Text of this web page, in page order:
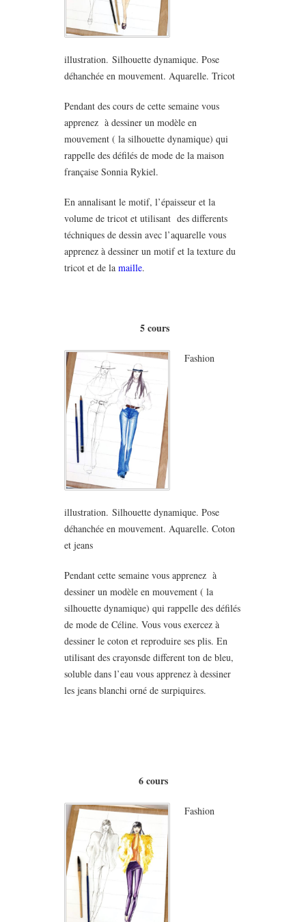
illustration. Silhouette dynamique. Pose
déhanchée en mouvement. Aquarelle. Tricot
Pendant des cours de cette semaine vous
apprenez à dessiner un modèle en
mouvement ( la silhouette dynamique) qui
rappelle des défilés de mode de la maison
française Sonnia Rykiel.
En annalisant le motif, l’épaisseur et la
volume de tricot et utilisant des differents
téchniques de dessin avec l’aquarelle vous
apprenez à dessiner un motif et la texture du
tricot et de la maille.
5cours
Fashion
illustration. Silhouette dynamique. Pose
déhanchée en mouvement. Aquarelle. Coton
et jeans
Pendant cette semaine vous apprenez à
dessiner un modèle en mouvement ( la
silhouette dynamique) qui rappelle des défilés
de mode de Céline. Vous vous exercez à
dessiner le coton et reproduire ses plis. En
utilisant des crayonsde different ton de bleu,
soluble dans l’eau vous apprenez à dessiner
les jeans blanchi orné de surpiquires.
6cours
Fashion